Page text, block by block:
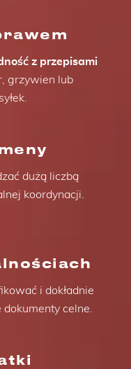
z przepisami
grzywien lub
dużą liczbą
koordynacji.
i dokładnie
celne.